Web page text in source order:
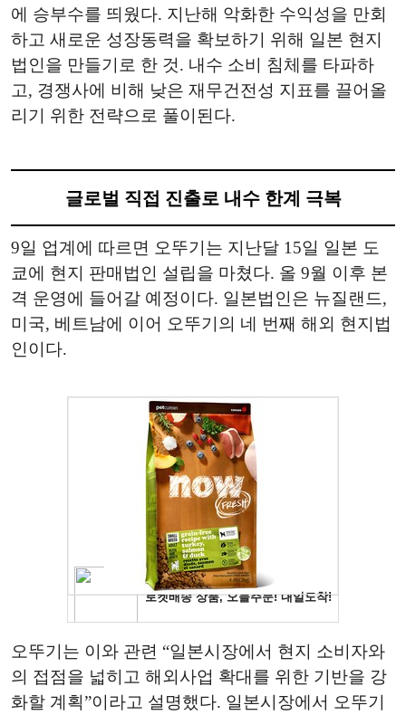
에 승부수를 띄웠다. 지난해 악화한 수익성을 만회
하고 새로운 성장동력을 확보하기 위해 일본 현지
법인을 만들기로 한 것. 내수 소비 침체를 타파하
고, 경쟁사에 비해 낮은 재무건전성 지표를 끌어올
리기 위한 전략으로 풀이된다.
글로벌 직접 진출로 내수 한계 극복
9일 업계에 따르면 오뚜기는 지난달 15일 일본 도
쿄에 현지 판매법인 설립을 마쳤다. 올 9월 이후 본
격 운영에 들어갈 예정이다. 일본법인은 뉴질랜드,
미국, 베트남에 이어 오뚜기의 네 번째 해외 현지법
인이다.
오뚜기는 이와 관련 “일본시장에서 현지 소비자와
의 접점을 넓히고 해외사업 확대를 위한 기반을 강
화할 계획”이라고 설명했다. 일본시장에서 오뚜기